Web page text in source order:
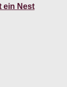
ein Nest